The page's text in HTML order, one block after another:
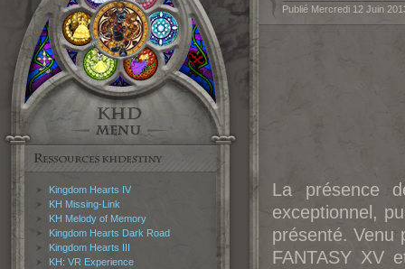
Kingdom Hearts IV
KH Missing-Link
KH Melody of Memory
Kingdom Hearts Dark Road
Kingdom Hearts III
KH: VR Experience
Publié Mercredi 12 Juin
La présence
exceptionnel,
présenté. Venu
FANTASY XV